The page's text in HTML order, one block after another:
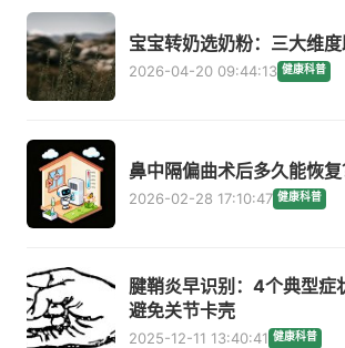
宝宝转奶选奶粉：三大维
2026-04-20 09:44:13 健康科普
鼻中隔偏曲术后多久能恢
2026-02-28 17:10:47 健康科普
腱鞘炎早识别：4个典型症
避免关节卡壳
2025-12-11 13:40:41 健康科普